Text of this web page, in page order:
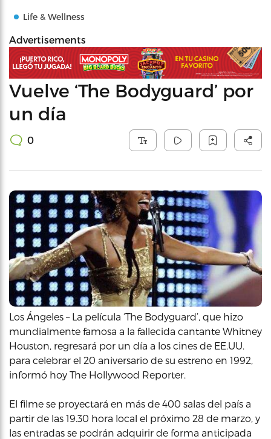
Life & Wellness
Advertisements
Vuelve ‘The Bodyguard’ por
un día
0
Los Ángeles – La película ‘The Bodyguard’, que hizo
mundialmente famosa a la fallecida cantante Whitney
Houston, regresará por un día a los cines de EE.UU.
para celebrar el 20 aniversario de su estreno en 1992,
informó hoy The Hollywood Reporter.
El filme se proyectará en más de 400 salas del país a
partir de las 19.30 hora local el próximo 28 de marzo, y
las entradas se podrán adquirir de forma anticipada